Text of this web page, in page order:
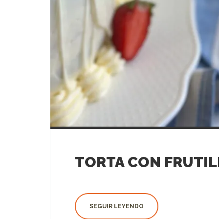
TORTA CON
SEGUIR LEYENDO